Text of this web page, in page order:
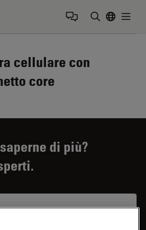
cellulare con
core
di più?